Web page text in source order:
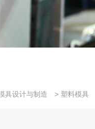
具设计与制造 > 塑料模具